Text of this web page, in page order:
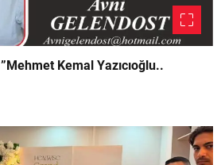
“HER KENT’E LAZIM.. ”Mehmet Kemal Yazıcıoğlu..